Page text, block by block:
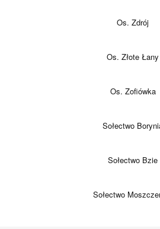
Os. Zdrój
Os. Złote Łany
Os. Zofiówka
Sołectwo
Sołectwo Bzie
Sołectwo